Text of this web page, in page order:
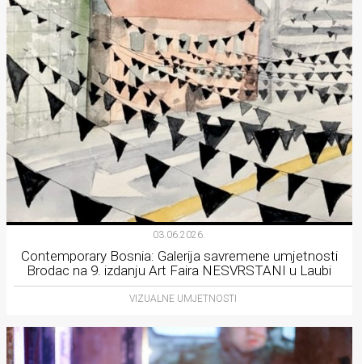
03.06.2026.
Contemporary Bosnia: Galerija savremene umjetnosti
Brodac na 9. izdanju Art Faira NESVRSTANI u Laubi
VIZUALNE UMJETNOSTI